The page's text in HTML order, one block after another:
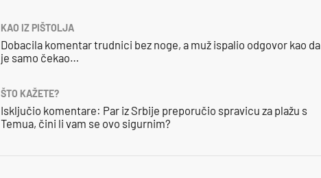
KAO IZ PIŠTOLJA
Dobacila komentar trudnici bez noge, a muž ispalio odgovor kao da
je samo čekao…
ŠTO KAŽETE?
Isključio komentare: Par iz Srbije preporučio spravicu za plažu s
Temua, čini li vam se ovo sigurnim?